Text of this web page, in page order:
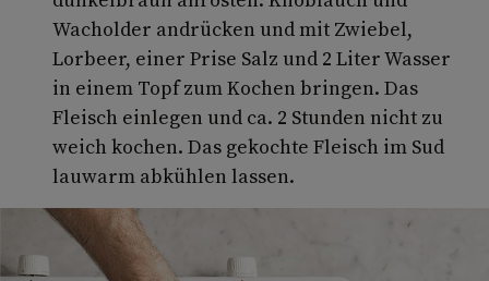
Wacholder andrücken und mit Zwiebel,
Lorbeer, einer Prise Salz und 2 Liter Wasser
in einem Topf zum Kochen bringen. Das
Fleisch einlegen und ca. 2 Stunden nicht zu
weich kochen. Das gekochte Fleisch im Sud
lauwarm abkühlen lassen.